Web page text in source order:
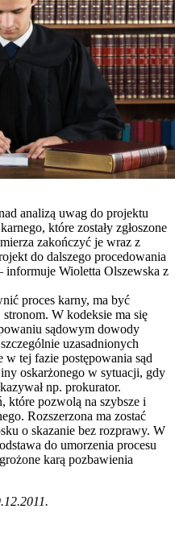
analizą uwag do projektu
które zostały zgłoszone
zakończyć je wraz z
do dalszego procedowania
informuje Wioletta Olszewska z
proces karny, ma być
W kodeksie ma się
sądowym dowody
uzasadnionych
w tej fazie postępowania sąd
oskarżonego w sytuacji, gdy
np. prokurator.
które pozwolą na szybsze i
Rozszerzona ma zostać
o skazanie bez rozprawy. W
do umorzenia procesu
karą pozbawienia